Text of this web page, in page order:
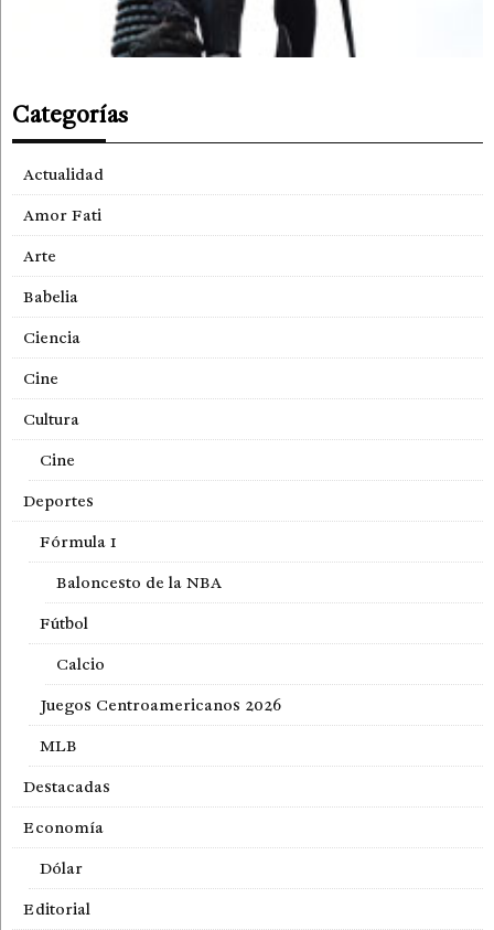
Categorías
Actualidad
Amor Fati
Arte
Babelia
Ciencia
Cine
Cultura
Cine
Deportes
Fórmula 1
Baloncesto de la NBA
Fútbol
Calcio
Juegos Centroamericanos 2026
MLB
Destacadas
Economía
Dólar
Editorial